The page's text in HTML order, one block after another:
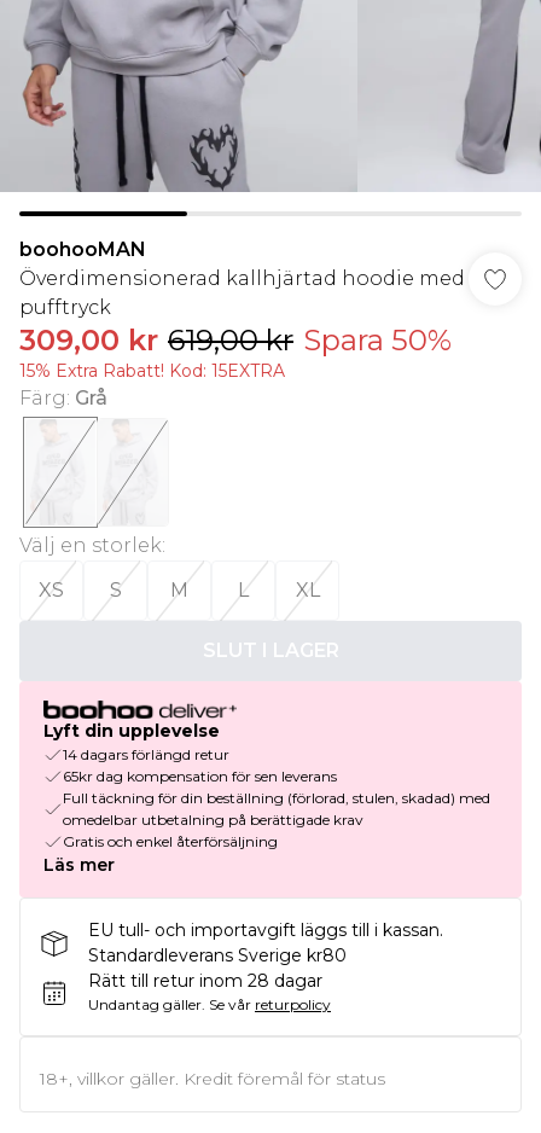
boohooMAN
Överdimensionerad kallhjärtad hoodie med
pufftryck
309,00 kr 619,00 kr Spara 50%
15% Extra Rabatt! Kod: 15EXTRA
Färg: Grå
Välj en storlek:
XS
S M L XL
SLUT I LAGER
Lyft din upplevelse
14 dagars förlängd retur
65kr dag kompensation för sen leverans
Full täckning för din beställning (förlorad, stulen, skadad) med
omedelbar utbetalning på berättigade krav
Gratis och enkel återförsäljning
Läs mer
EU tull- och importavgift läggs till i kassan.
Standardleverans Sverige kr80
Rätt till retur inom 28 dagar
Undantag gäller. Se vår returpolicy
18+, villkor gäller. Kredit föremål för status